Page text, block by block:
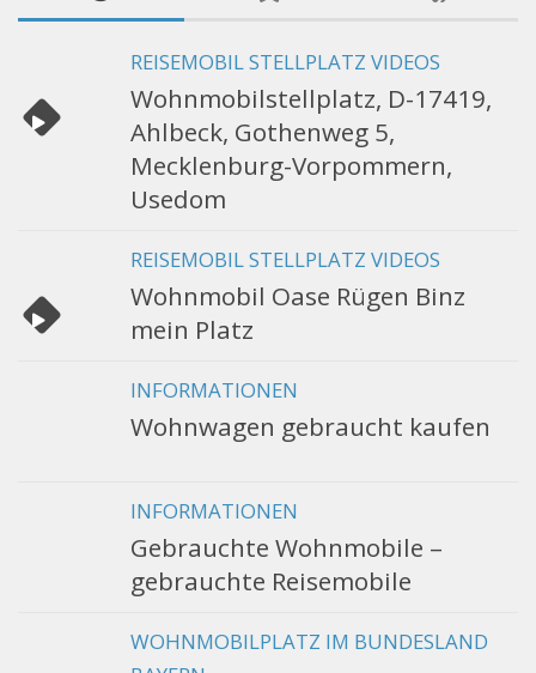
REISEMOBIL STELLPLATZ VIDEOS
Wohnmobilstellplatz, D-17419,
Ahlbeck, Gothenweg 5,
Mecklenburg-Vorpommern,
Usedom
REISEMOBIL STELLPLATZ VIDEOS
Wohnmobil Oase Rügen Binz
mein Platz
INFORMATIONEN
Wohnwagen gebraucht kaufen
INFORMATIONEN
Gebrauchte Wohnmobile –
gebrauchte Reisemobile
WOHNMOBILPLATZ IM BUNDESLAND